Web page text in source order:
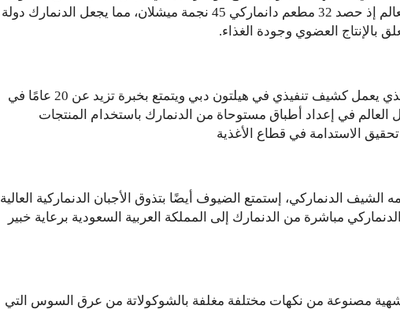
العالم وموطنًا لأفضل المطاعم في العالم إذ حصد 32 مطعم دانماركي 45 نجمة ميشلان، مما يجعل الدنمارك دولة
بالإنتاج العضوي وجودة الغذاء.
وقد أبدع الشيف كريستيان بيدرسن الذي يعمل كشيف تنفيذي في هيلتون دبي ويتمتع بخبرة تزيد عن 20 عامًا في
في إعداد أطباق مستوحاة من الدنمارك باستخدام المنتجات
الاستدامة في قطاع الأغذية
الشيف الدنماركي، إستمتع الضيوف أيضًا بتذوق الأجبان الدنماركية العالية
مباشرة من الدنمارك إلى المملكة العربية السعودية برعاية خبير
مصنوعة من نكهات مختلفة مغلفة بالشوكولاتة من عرق السوس التي